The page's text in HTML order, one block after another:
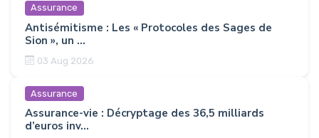
Assurance
Antisémitisme : Les « Protocoles des Sages de
Sion », un ...
03 Aug 2026
Assurance
Assurance-vie : Décryptage des 36,5 milliards
d’euros inv...